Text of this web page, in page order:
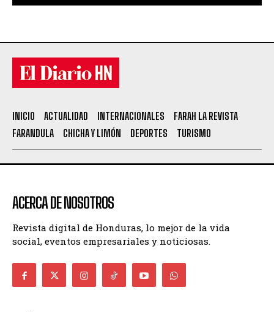
INICIO ACTUALIDAD INTERNACIONALES
FARAH LA REVISTA
FARANDULA
CHICHA Y LIMÓN DEPORTES TURISMO
ACERCA DE NOSOTROS
Revista digital de Honduras, lo mejor de la vida
social, eventos empresariales y noticiosas.